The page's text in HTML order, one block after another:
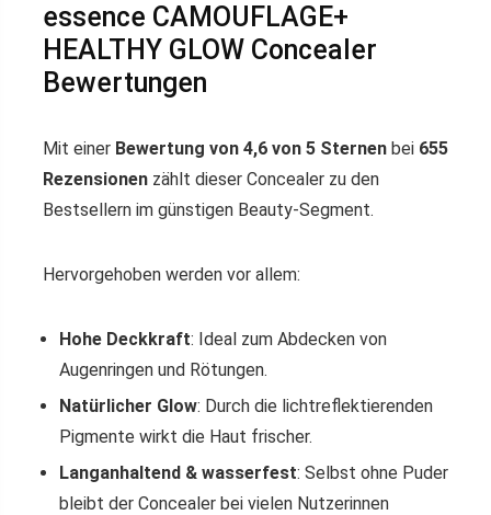
essence CAMOUFLAGE+
HEALTHY GLOW Concealer
Bewertungen
Mit einer Bewertung von 4,6 von 5 Sternen bei 655
Rezensionen zählt dieser Concealer zu den
Bestsellern im günstigen Beauty-Segment.
Hervorgehoben werden vor allem:
Hohe Deckkraft: Ideal zum Abdecken von
Augenringen und Rötungen.
Natürlicher Glow: Durch die lichtreflektierenden
Pigmente wirkt die Haut frischer.
Langanhaltend & wasserfest: Selbst ohne Puder
bleibt der Concealer bei vielen Nutzerinnen